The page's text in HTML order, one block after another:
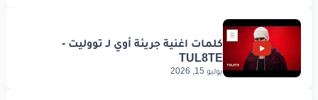
يوليو 15, 2026